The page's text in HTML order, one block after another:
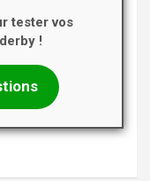
tester vos
!